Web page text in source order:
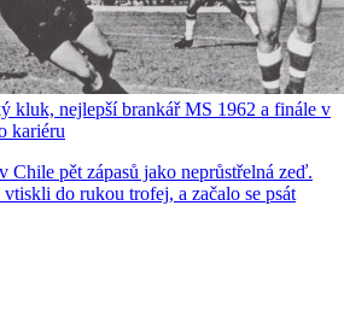
kluk, nejlepší brankář MS 1962 a finále v
kariéru
pět zápasů jako neprůstřelná zeď.
do rukou trofej, a začalo se psát